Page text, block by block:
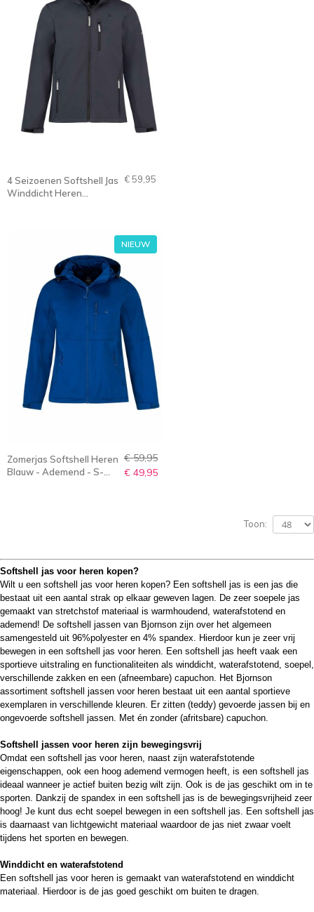
4 Seizoenen Softshell Jas
Winddicht Heren
€ 59,95
NIEUW
Zomerjas Softshell Heren
Blauw - Ademend - S-
€ 59,95
€ 49,95
Toon:
Softshell jas voor heren kopen?
Wilt u een softshell jas voor heren kopen? Een softshell jas is een jas die
bestaat uit een aantal strak op elkaar geweven lagen. De zeer soepele jas
gemaakt van stretchstof materiaal is warmhoudend, waterafstotend en
ademend! De softshell jassen van Bjornson zijn over het algemeen
samengesteld uit 96%polyester en 4% spandex. Hierdoor kun je zeer vrij
bewegen in een softshell jas voor heren. Een softshell jas heeft vaak een
sportieve uitstraling en functionaliteiten als winddicht, waterafstotend, soepel,
verschillende zakken en een (afneembare) capuchon. Het Bjornson
assortiment softshell jassen voor heren bestaat uit een aantal sportieve
exemplaren in verschillende kleuren. Er zitten (teddy) gevoerde jassen bij en
ongevoerde softshell jassen. Met én zonder (afritsbare) capuchon.
Softshell jassen voor heren zijn bewegingsvrij
Omdat een softshell jas voor heren, naast zijn waterafstotende
eigenschappen, ook een hoog ademend vermogen heeft, is een softshell jas
ideaal wanneer je actief buiten bezig wilt zijn. Ook is de jas geschikt om in te
sporten. Dankzij de spandex in een softshell jas is de bewegingsvrijheid zeer
hoog! Je kunt dus echt soepel bewegen in een softshell jas. Een softshell jas
is daarnaast van lichtgewicht materiaal waardoor de jas niet zwaar voelt
tijdens het sporten en bewegen.
Winddicht en waterafstotend
Een softshell jas voor heren is gemaakt van waterafstotend en winddicht
materiaal. Hierdoor is de jas goed geschikt om buiten te dragen.